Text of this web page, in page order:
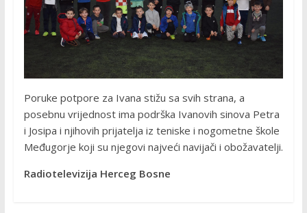
Poruke potpore za Ivana stižu sa svih strana, a
posebnu vrijednost ima podrška Ivanovih sinova Petra
i Josipa i njihovih prijatelja iz teniske i nogometne škole
Međugorje koji su njegovi najveći navijači i obožavatelji.
Radiotelevizija Herceg Bosne